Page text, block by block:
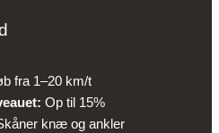
fra 1–20 km/t
Op til 15%
knæ og ankler